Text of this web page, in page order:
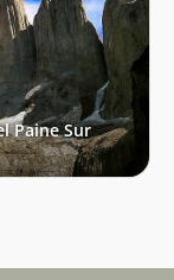
Paine Sur